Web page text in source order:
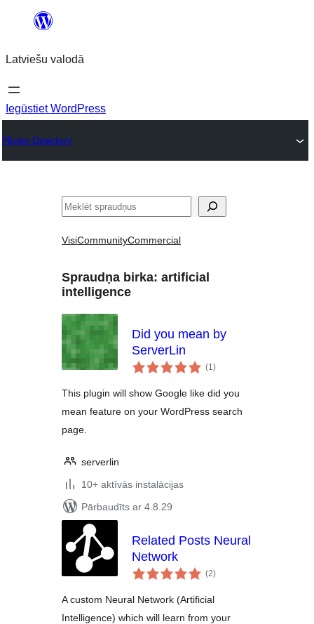
Pāriet
saturu
Latviešu valodā
Iegūstiet WordPress
Plugin Directory
Meklēt
VisiCommunityCommercial
Spraudņa birka: artificial
intelligence
Did you mean by
ServerLin
(1vērtējumu
kopsumma
)
This plugin will show Google like did you
mean feature on your WordPress search
page.
serverlin
10+ aktīvās instalācijas
Pārbaudīts ar 4.8.29
Related Posts Neural
Network
(2vērtējumu
kopsumma
)
A custom Neural Network (Artificial
Intelligence) which will learn from your